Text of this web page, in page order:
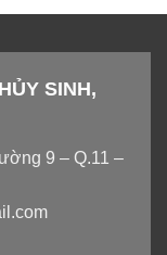
SINH,
9 – Q.11 –